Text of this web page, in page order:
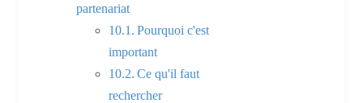
partenariat
Pourquoi c'est
important
Ce qu'il faut
rechercher